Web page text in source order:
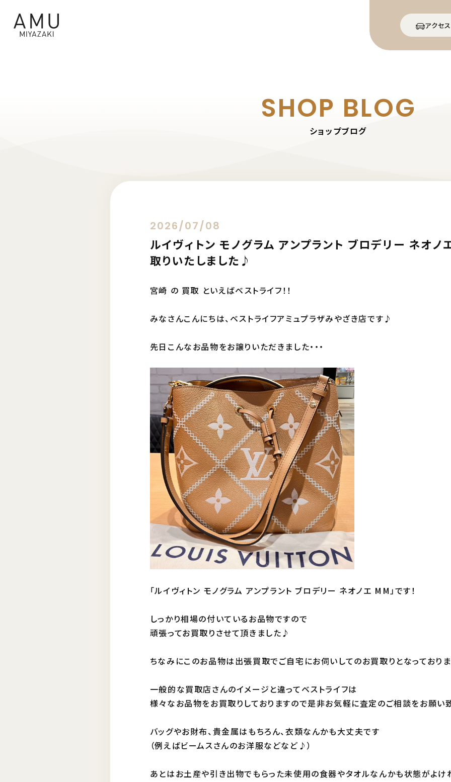
アクセ
SHOP BLOG
ショップブログ
2026/07/08
ルイヴィトン モノグラム アンプラント ブロデリー ネオ
取りいたしました♪
宮崎 の 買取 といえばベストライフ！！
みなさんこんにちは、ベストライフアミュプラザみやざき店です♪
先日こんなお品物をお譲りいただきました・・・
「ルイヴィトン モノグラム アンプラント ブロデリー ネオノエ MM」です！
しっかり相場の付いているお品物ですので
頑張ってお買取りさせて頂きました♪
ちなみにこのお品物は出張買取でご自宅にお伺いしてのお買取りとなっておりま
一般的な買取店さんのイメージと違ってベストライフは
様々なお品物をお買取りしておりますので是非お気軽に査定のご相談をお願い
バッグやお財布、貴金属はもちろん、衣類なんかも大丈夫です
（例えばビームスさんのお洋服などなど♪）
あとはお土産や引き出物でもらった未使用の食器やタオルなんかも状態がよ